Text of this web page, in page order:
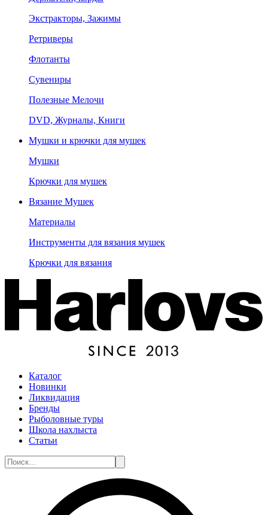
Экстракторы, Зажимы
Ретриверы
Флотанты
Сувениры
Полезные Мелочи
DVD, Журналы, Книги
Мушки и крючки для мушек
Мушки
Крючки для мушек
Вязание Мушек
Материалы
Инструменты для вязания мушек
Крючки для вязания
Каталог
Новинки
Ликвидация
Бренды
Рыболовные туры
Школа нахлыста
Статьи